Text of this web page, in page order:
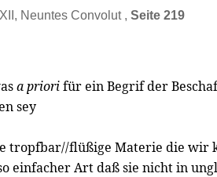
Neuntes Convolut , Seite 219
a priorifür ein Begrif der
sey
tropfbar//flüßige Materie die wir
einfacher Art daß sie nicht in